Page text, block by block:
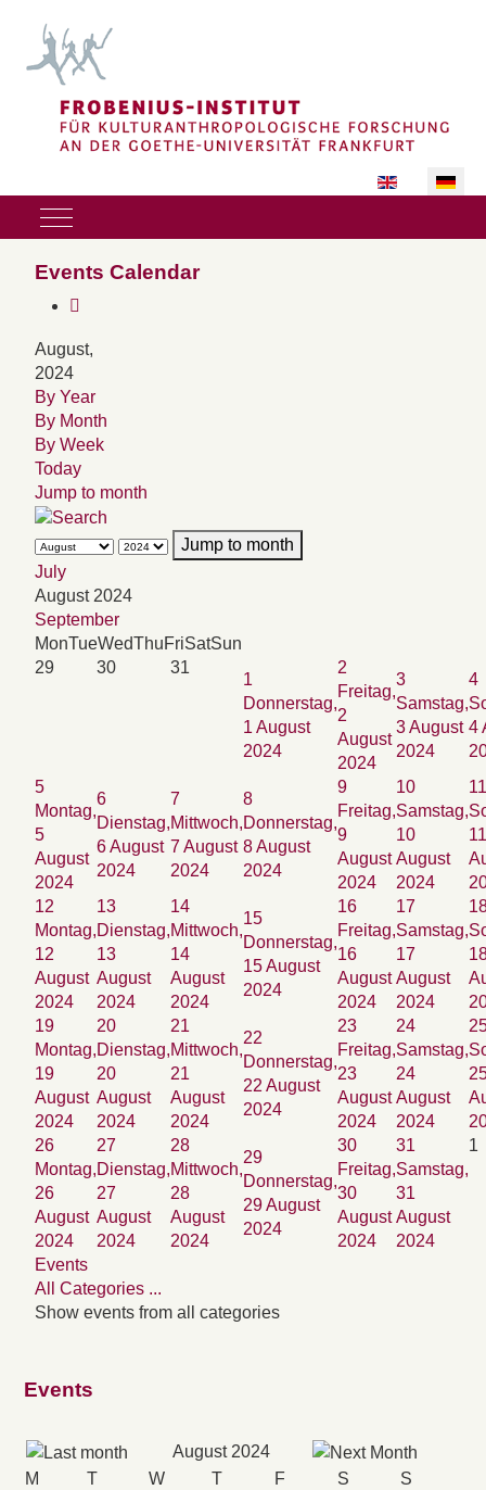
Sprache
Mobile Menu Toggle
Events Calendar
August,
2024
By Year
By Month
By Week
Today
Jump to month
Jump to month
July
August 2024
September
MonTueWedThuFriSatSun
29
30 31
1
Donnerstag,
1 August
2024
2
Freitag,
2
August
2024
3
Samstag,
3 August
2024
4
4
5
Montag,
5
August
2024
6
Dienstag,
6 August
2024
7
Mittwoch,
7 August
2024
8
Donnerstag,
8 August
2024
9
Freitag,
9
August
2024
10
Samstag,
10
August
2024
11
11
12
Montag,
12
August
2024
13
Dienstag,
13
August
2024
14
Mittwoch,
14
August
2024
15
Donnerstag,
15 August
2024
16
Freitag,
16
August
2024
17
Samstag,
17
August
2024
19
Montag,
19
August
2024
20
Dienstag,
20
August
2024
21
Mittwoch,
21
August
2024
22
Donnerstag,
22 August
2024
23
Freitag,
23
August
2024
24
Samstag,
24
August
2024
26
Montag,
26
August
2024
27
Dienstag,
27
August
2024
28
Mittwoch,
28
August
2024
29
Donnerstag,
29 August
2024
30
Freitag,
30
August
2024
31
Samstag,
31
August
2024
1
Events
All Categories ...
Show events from all categories
Events
August 2024
M T W T F S S